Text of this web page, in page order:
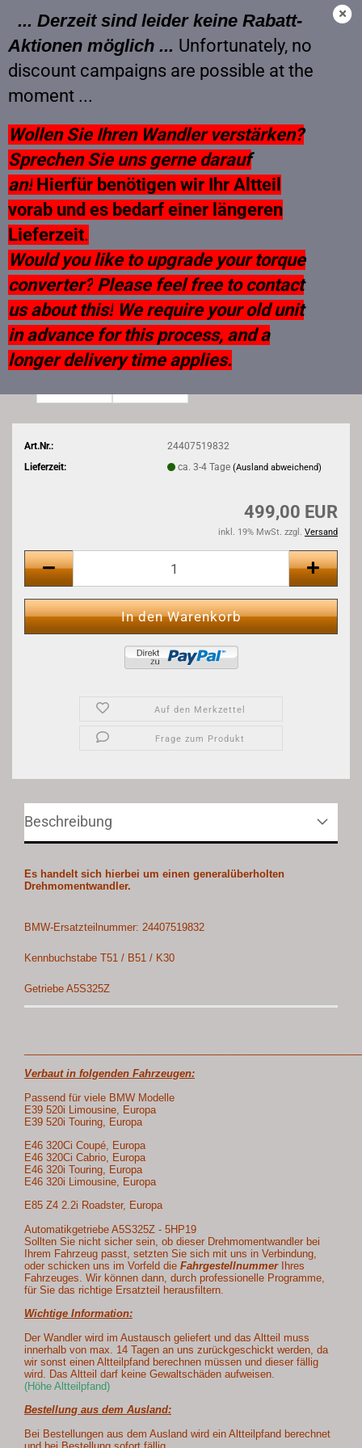
... Derzeit sind leider keine Rabatt-
Aktionen möglich ... Unfortunately, no
discount campaigns are possible at the
moment ...
Wollen Sie Ihren Wandler verstärken?
Sprechen Sie uns gerne darauf
an! Hierfür benötigen wir Ihr Altteil
vorab und es bedarf einer längeren
Lieferzeit.
Would you like to upgrade your torque
converter? Please feel free to contact
us about this! We require your old unit
in advance for this process, and a
longer delivery time applies.
Tauschwandler BMW 24407519832
Art.Nr.:
24407519832
Lieferzeit:
ca. 3-4 Tage (Ausland abweichend)
499,00 EUR
inkl. 19% MwSt. zzgl. Versand
Auf den Merkzettel
Frage zum Produkt
Beschreibung
Es handelt sich hierbei um einen generalüberholten
Drehmomentwandler.
BMW-Ersatzteilnummer: 24407519832
Kennbuchstabe T51 / B51 / K30
Getriebe A5S325Z
Verbaut in folgenden Fahrzeugen:
Passend für viele BMW Modelle
E39 520i Limousine, Europa
E39 520i Touring, Europa
E46 320Ci Coupé, Europa
E46 320Ci Cabrio, Europa
E46 320i Touring, Europa
E46 320i Limousine, Europa
E85 Z4 2.2i Roadster, Europa
Automatikgetriebe A5S325Z - 5HP19
Sollten Sie nicht sicher sein, ob dieser Drehmomentwandler bei
Ihrem Fahrzeug passt, setzten Sie sich mit uns in Verbindung,
oder schicken uns im Vorfeld die FahrgestellnummerIhres
Fahrzeuges. Wir können dann, durch professionelle Programme,
für Sie das richtige Ersatzteil herausfiltern.
Wichtige Information:
Der Wandler wird im Austausch geliefert und das Altteil muss
innerhalb von max. 14 Tagen an uns zurückgeschickt werden, da
wir sonst einen Altteilpfand berechnen müssen und dieser fällig
wird. Das Altteil darf keine Gewaltschäden aufweisen.
(Höhe Altteilpfand)
Bestellung aus dem Ausland:
Bei Bestellungen aus dem Ausland wird ein Altteilpfand berechnet